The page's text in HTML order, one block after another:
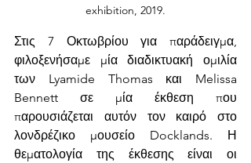
exhibition, 2019.
Στις 7 Οκτωβρίου για παράδειγμα,
φιλοξενήσαμε μία διαδικτυακή ομιλία
των Lyamide Thomas και Melissa
Bennett σε μία έκθεση που
παρουσιάζεται αυτόν τον καιρό στο
λονδρέζικο μουσείο Docklands. Η
θεματολογία της έκθεσης είναι οι